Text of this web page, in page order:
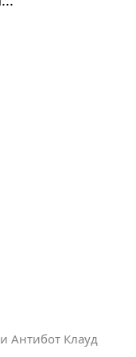
Антибот Клауд